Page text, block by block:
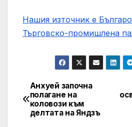
Нашия източник е
Търговско-промишлена
Post
navigation
Анхуей започна
полагане на
коловози към
делтата на Яндзъ